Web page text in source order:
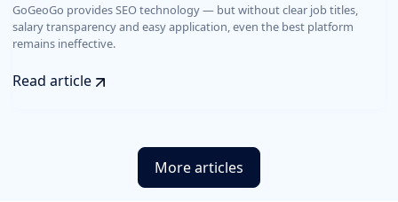
GoGeoGo provides SEO technology — but without clear job titles,
salary transparency and easy application, even the best platform
remains ineffective.
Read article
More articles